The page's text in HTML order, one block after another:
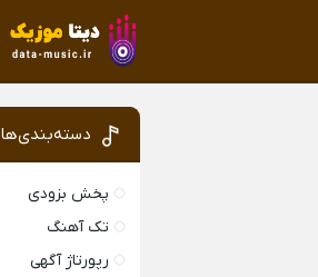
دسته‌بندی‌ها
پخش بزودی
تک آهنگ
رپورتاژ آگهی